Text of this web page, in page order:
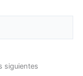
siguientes